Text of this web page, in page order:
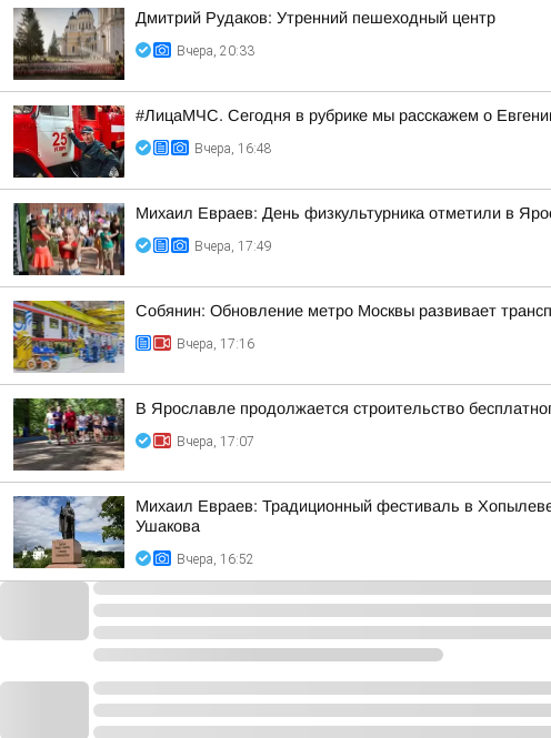
Дмитрий Рудаков: Утренний пешеходный центр
Вчера, 20:33
#ЛицаМЧС. Сегодня в рубрике мы расскажем о
Вчера, 16:48
Михаил Евраев: День физкультурника отметили в
Вчера, 17:49
Собянин: Обновление метро Москвы развивает
Вчера, 17:16
В Ярославле продолжается строительство
Вчера, 17:07
Михаил Евраев: Традиционный фестиваль в
Ушакова
Вчера, 16:52